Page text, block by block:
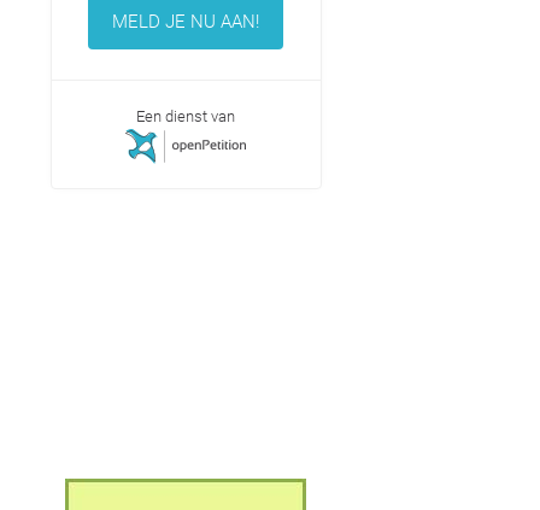
MELD JE NU AAN!
Een dienst van